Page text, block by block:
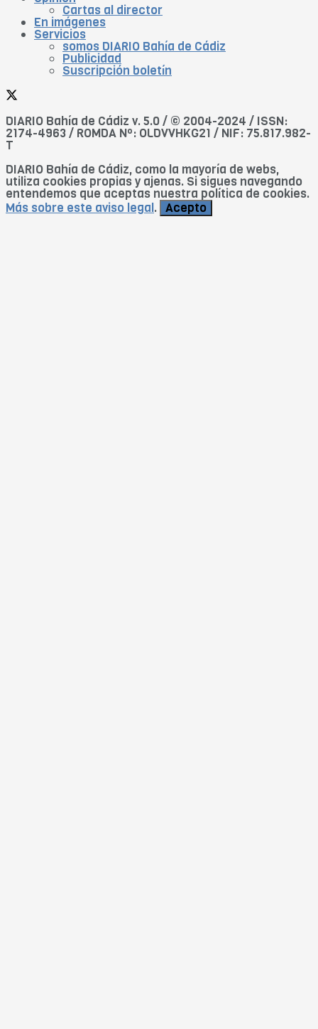
Cartas al director
En imágenes
Servicios
somos DIARIO Bahía de Cádiz
Publicidad
Suscripción boletín
DIARIO Bahía de Cádiz v. 5.0 / © 2004-2024 / ISSN:
2174-4963 / ROMDA Nº: OLDVVHKG21 / NIF: 75.817.982-
T
DIARIO Bahía de Cádiz, como la mayoría de webs,
utiliza cookies propias y ajenas. Si sigues navegando
entendemos que aceptas nuestra política de cookies.
Más sobre este aviso legal. Acepto